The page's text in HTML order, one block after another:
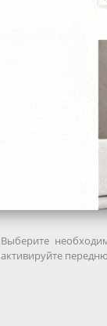
Выберите
активируйте